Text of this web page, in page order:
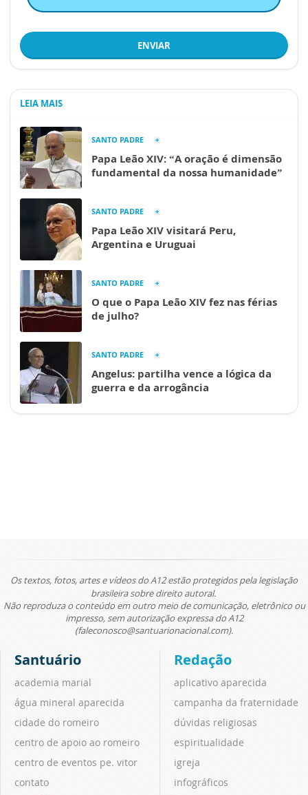
ENVIAR
LEIA MAIS
SANTO PADRE
Papa Leão XIV: “A oração é dimensão
fundamental da nossa humanidade”
SANTO PADRE
Papa Leão XIV visitará Peru,
Argentina e Uruguai
SANTO PADRE
O que o Papa Leão XIV fez nas férias
de julho?
SANTO PADRE
Angelus: partilha vence a lógica da
guerra e da arrogância
Os textos, fotos, artes e vídeos do A12 estão protegidos pela legislação
brasileira sobre direito autoral.
Não reproduza o conteúdo em outro meio de comunicação, eletrônico ou
impresso, sem autorização expressa do A12
(faleconosco@santuarionacional.com).
Santuário
academia marial
água mineral aparecida
cidade do romeiro
centro de apoio ao romeiro
centro de eventos pe. vitor
contato
Redação
aplicativo aparecida
campanha da fraternidade
dúvidas religiosas
espiritualidade
igreja
infográficos